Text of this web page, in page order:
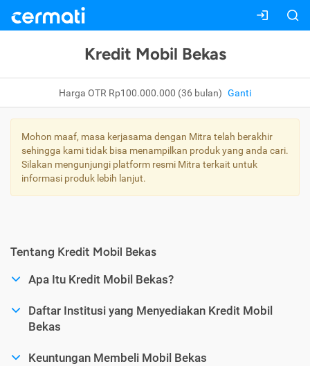
Kredit Mobil Bekas
Harga OTR Rp100.000.000 (36 bulan) Ganti
Mohon maaf, masa kerjasama dengan Mitra telah berakhir
sehingga kami tidak bisa menampilkan produk yang anda cari.
Silakan mengunjungi platform resmi Mitra terkait untuk
informasi produk lebih lanjut.
Tentang Kredit Mobil Bekas
Apa Itu Kredit Mobil Bekas?
Daftar Institusi yang Menyediakan Kredit Mobil
Bekas
Keuntungan Membeli Mobil Bekas